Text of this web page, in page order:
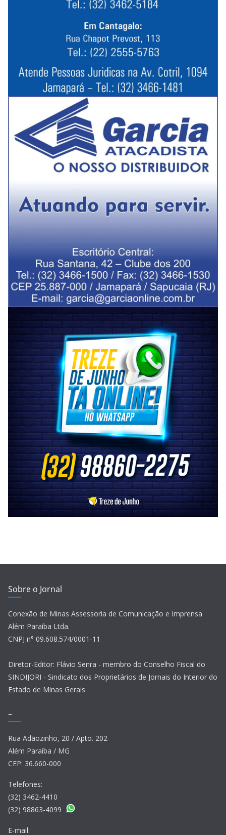
Sobre o Jornal
Conexão de Minas Assessoria de Comunicação e Imprensa
Além Paraíba Ltda.
CNPJ n° 09.608.574/0001-11
Diretor-Editor: Flávio Senra - membro do Conselho Fiscal do
SINDIJORI - Sindicato dos Proprietários de Jornais do Interior do
Estado de Minas Gerais
–
Rua Adãozinho, 20 / Apto. 202
Além Paraíba / MG
CEP: 36.660-000
Telefones:
(32) 3462-4410
(32) 98863-4099
E-mail: